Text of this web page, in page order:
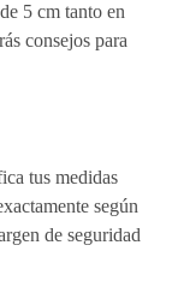
5 cm tanto en
consejos para
tus medidas
según
de seguridad